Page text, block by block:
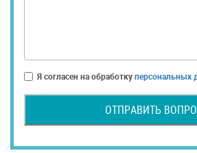
Я согласен на обработкуперсональных
ОТПРАВИТЬ